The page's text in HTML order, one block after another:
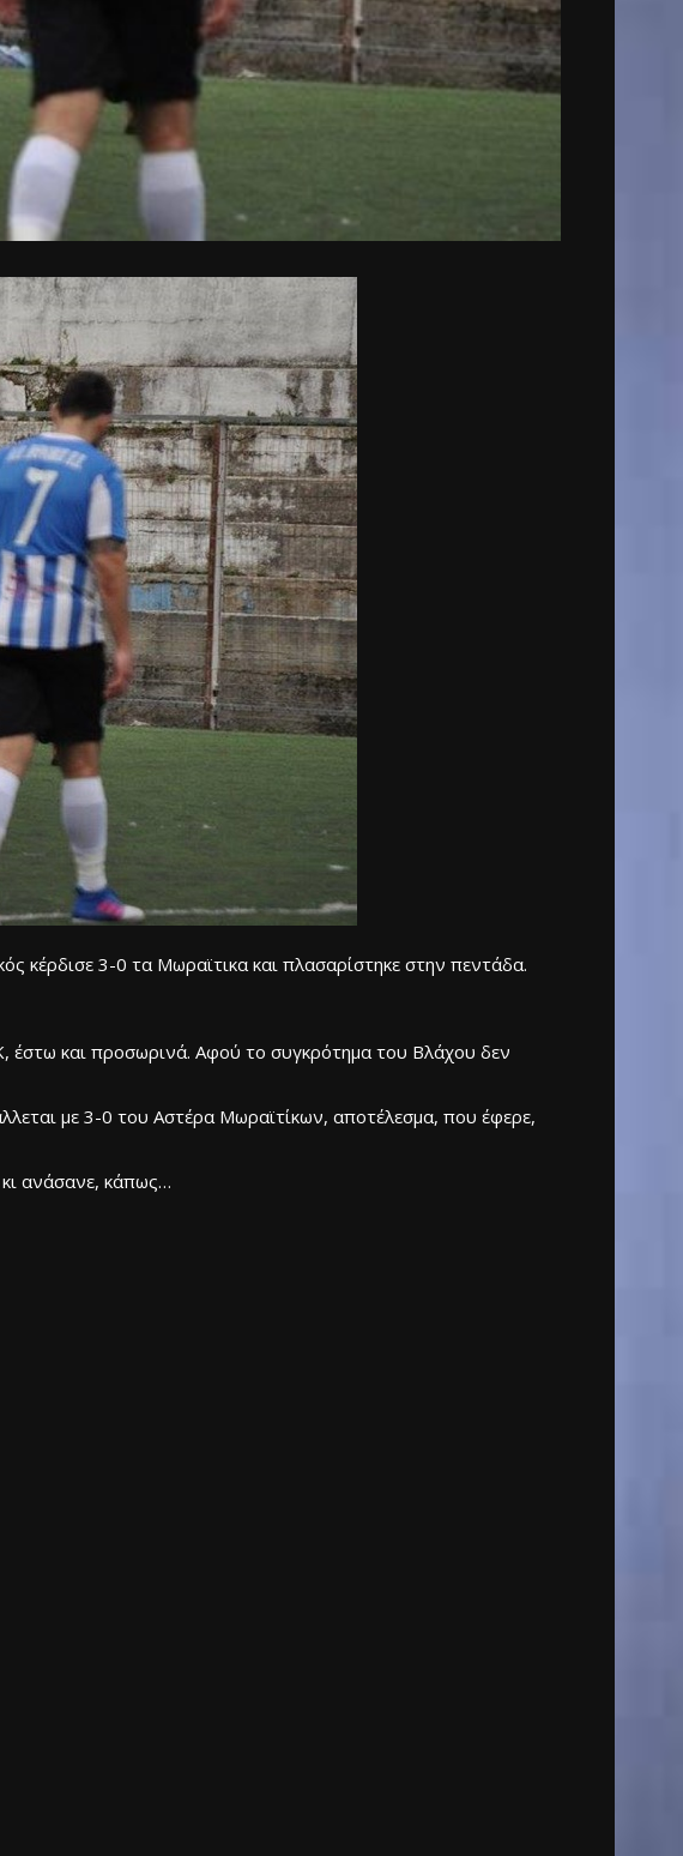
κέρδισε 3-0 τα Μωραϊτικα και πλασαρίστηκε στην πεντάδα.
έστω και προσωρινά. Αφού το συγκρότημα του Βλάχου δεν
με 3-0 του Αστέρα Μωραϊτίκων, αποτέλεσμα, που έφερε,
κι ανάσανε, κάπως…